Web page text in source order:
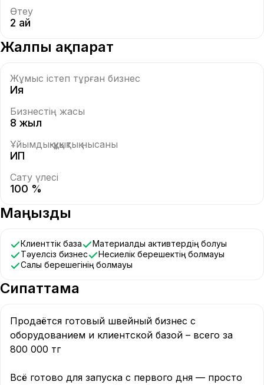
Өтеу
2 ай
Жалпы ақпарат
Жұмыс істеп тұрған бизнес
Ия
Бизнестің жасы
8 жыл
Ұйымдық-құқықтық нысаны
ИП
Сату үлесі
100 %
Маңызды
Клиенттік база
Материалдық активтердің болуы
Тәуелсіз бизнес
Несиелік берешектің болмауы
Салық берешегінің болмауы
Сипаттама
Продаётся готовый швейный бизнес с
оборудованием и клиентской базой – всего за
800 000 тг
Всё готово для запуска с первого дня — просто